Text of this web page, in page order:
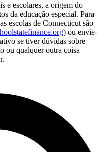
e escolares, a origem do
da educação especial. Para
escolas de Connecticut são
) ou envie-
se tiver dúvidas sobre
ou qualquer outra coisa